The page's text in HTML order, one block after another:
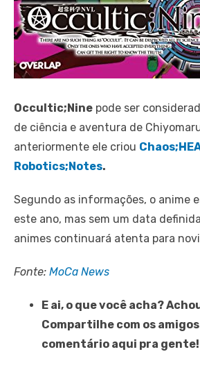
Occultic;Nine pode ser
de ciência e aventura de
anteriormente ele criou
Robotics;Notes.
Segundo as informações, o anime
este ano, mas sem um data
animes continuará atenta para
Fonte: MoCa News
E ai, o que você acha?
Compartilhe com os
comentário aqui pra gente!